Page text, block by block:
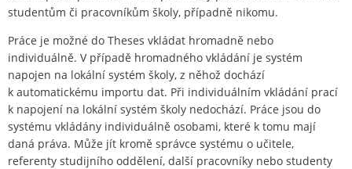
studentům či pracovníkům školy, případně nikomu.
Práce je možné do Theses vkládat hromadně nebo
individuálně. V případě hromadného vkládání je systém
napojen na lokální systém školy, z něhož dochází
k automatickému importu dat. Při individuálním vkládání prací
k napojení na lokální systém školy nedochází. Práce jsou do
systému vkládány individuálně osobami, které k tomu mají
daná práva. Může jít kromě správce systému o učitele,
referenty studijního oddělení, další pracovníky nebo studenty